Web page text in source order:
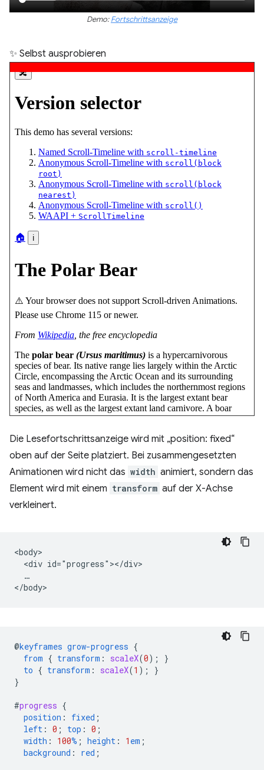
Demo:Fortschrittsanzeige
✨ Selbst ausprobieren
Die Lesefortschrittsanzeige wird mit „position: fixed“
oben auf der Seite platziert. Bei zusammengesetzten
Animationen wird nicht das width animiert, sondern das
Element wird mit einem transform auf der X-Achse
verkleinert.
<body>
  <div id="progress"></div>
  …
@keyframes grow-progress {
from { transform : scaleX(0);
}
to { transform : scaleX(1 );
}
}
#progress {
position : fixed ;
left : 0 ; top : 0 ;
width : 100% ; height : 1 em ;
background : red ;